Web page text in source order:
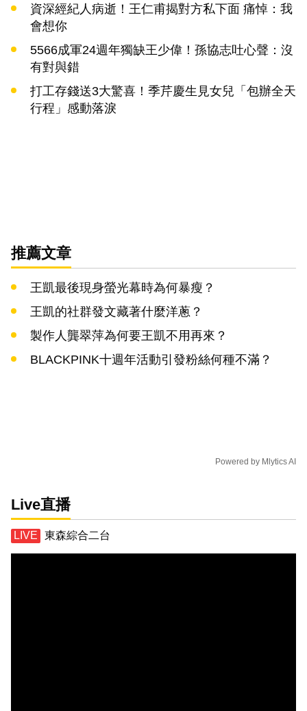
資深經紀人病逝！王仁甫揭對方私下面 痛悼：我
會想你
5566成軍24週年獨缺王少偉！孫協志吐心聲：沒
有對與錯
打工存錢送3大驚喜！季芹慶生見女兒「包辦全天
行程」感動落淚
推薦文章
王凱最後現身螢光幕時為何暴瘦？
王凱的社群發文藏著什麼洋蔥？
製作人龔翠萍為何要王凱不用再來？
BLACKPINK十週年活動引發粉絲何種不滿？
Powered by Mlytics AI
Live直播
東森綜合二台